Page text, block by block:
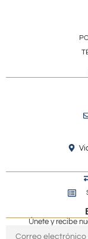
Únete y recibe